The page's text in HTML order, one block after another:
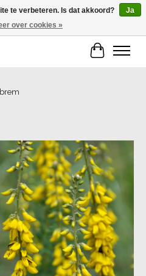
Items
te verbeteren. Is dat akkoord?
Ja
over cookies »